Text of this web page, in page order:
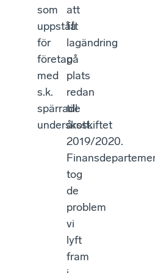
som
uppstått
för
företag
med
s.k.
spärrade
underskott.
att
få
lagändring
på
plats
redan
till
årsskiftet
2019/2020.
tog
de
problem
vi
lyft
fram